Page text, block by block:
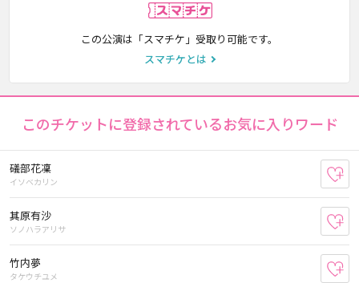
この公演は「スマチケ」受取り可能です。
スマチケとは
このチケットに登録されているお気に入りワード
礒部花凜
イソベカリン
其原有沙
ソノハラアリサ
竹内夢
タケウチユメ